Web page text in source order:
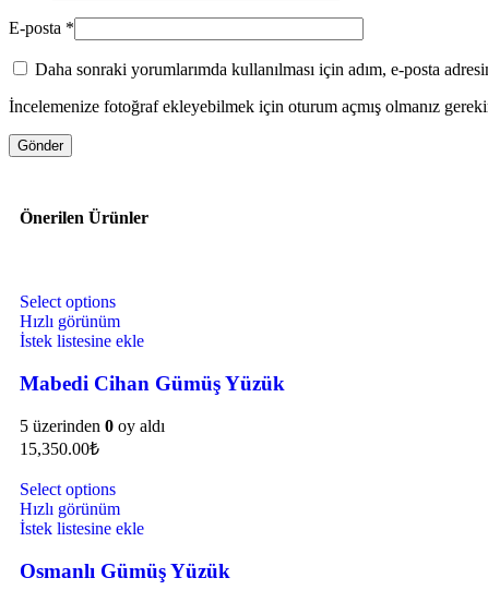
E-posta *
Daha sonraki yorumlarımda kullanılması için adım, e-posta
İncelemenize fotoğraf ekleyebilmek için oturum açmış olmanız
Önerilen Ürünler
Select options
Hızlı görünüm
İstek listesine ekle
Mabedi Cihan Gümüş Yüzük
5 üzerinden 0 oy aldı
15,350.00₺
Select options
Hızlı görünüm
İstek listesine ekle
Osmanlı Gümüş Yüzük